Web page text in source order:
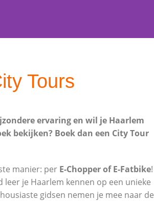
Tours
ervaring en wil je Haarlem
bekijken? Boek dan een City Tour
manier: per E-Chopper of E-Fatbike!
je Haarlem kennen op een unieke
gidsen nemen je mee naar de